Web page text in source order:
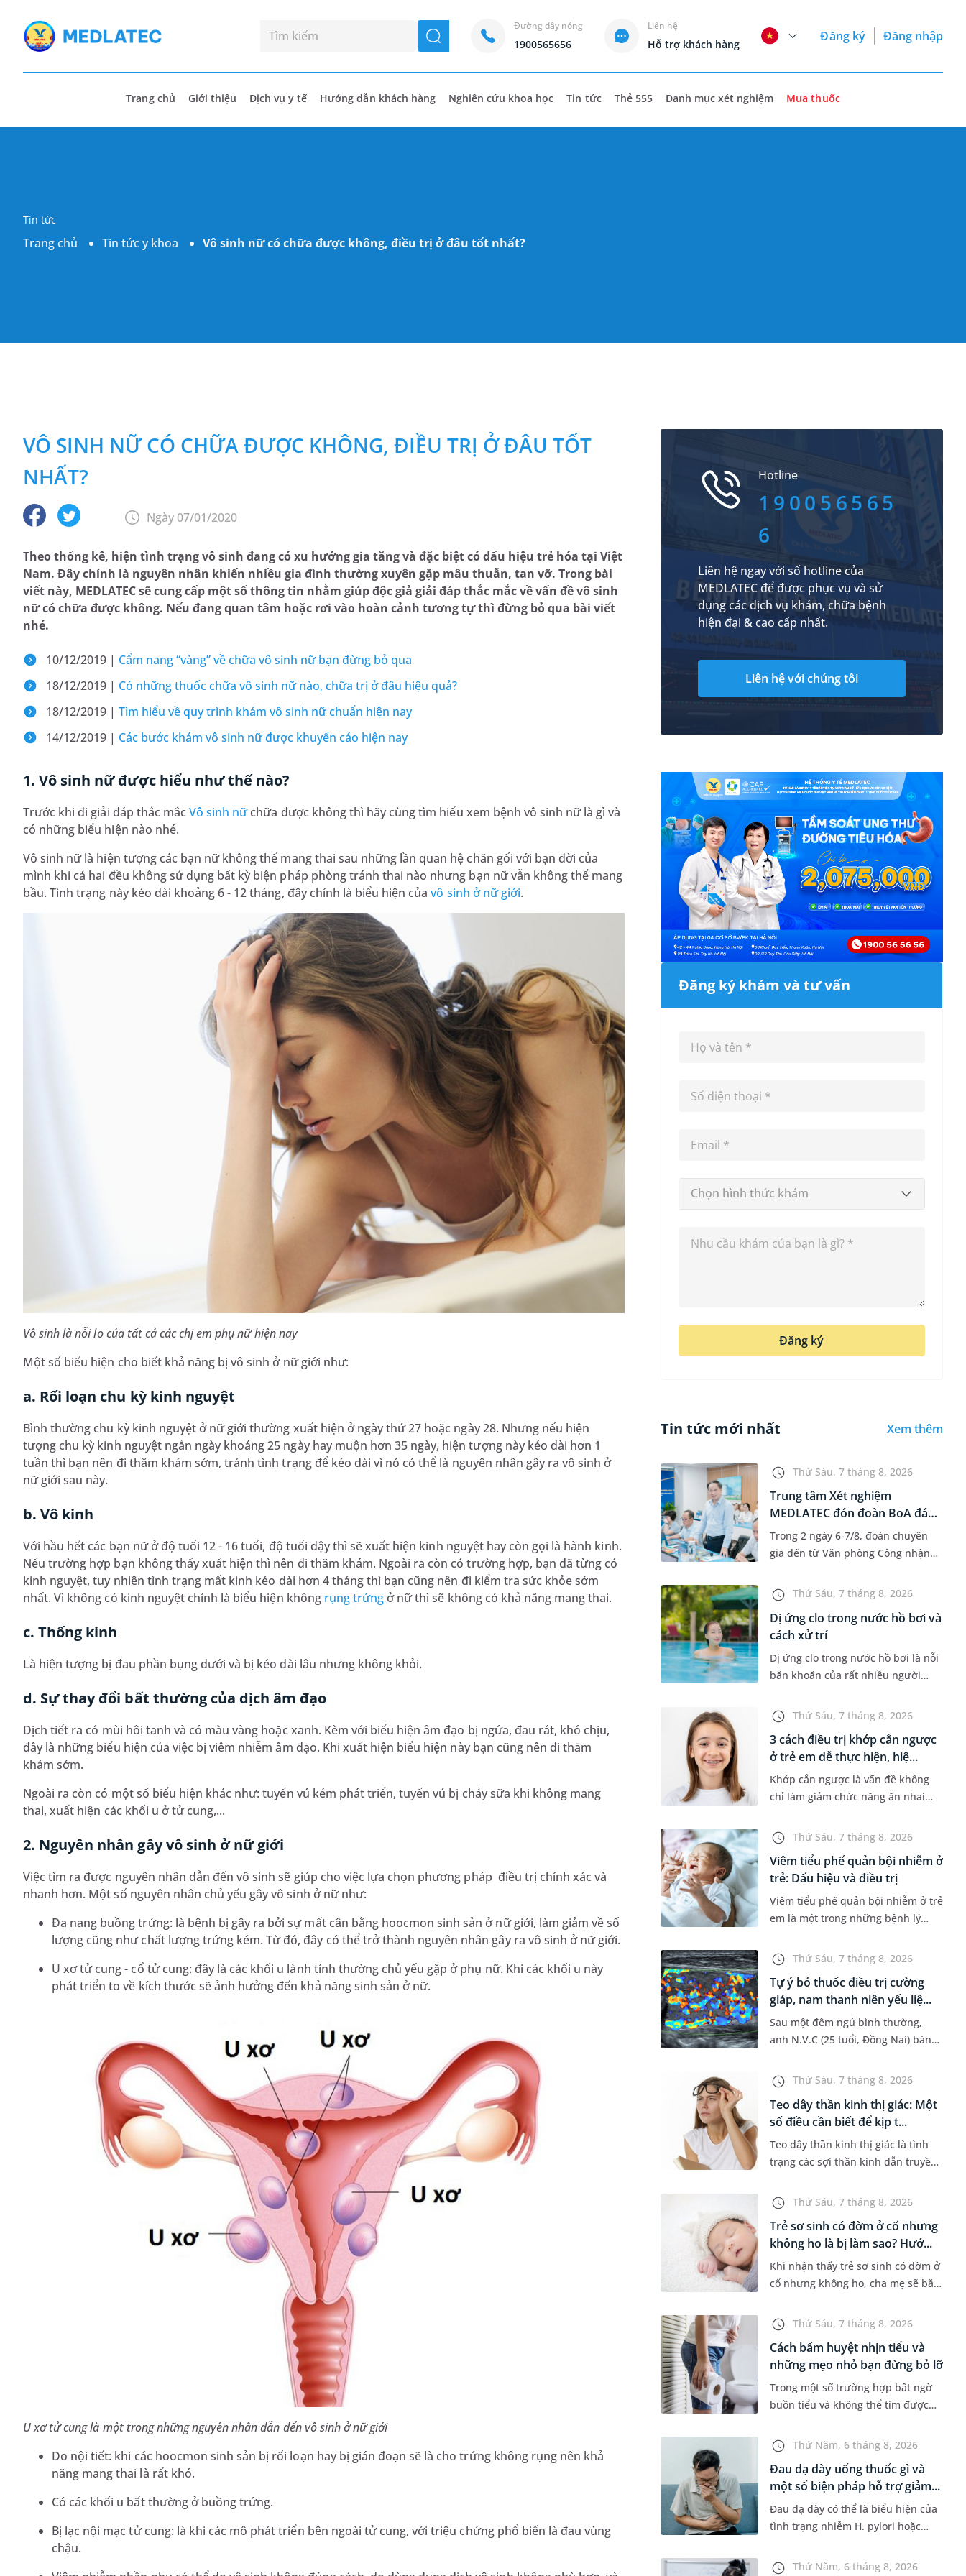
seach
Đường dây nóng
1900565656
Liên hệ
Hỗ trợ khách hàng
Đăng ký Đăng nhập
Trang chủ Giới thiệu Dịch vụ y tế Hướng dẫn khách hàng Nghiên cứu khoa học Tin tức Thẻ 555 Danh mục xét nghiệm Mua thuốc
Tin tức
Trang chủ Tin tức y khoa Vô sinh nữ có chữa được không, điều trị ở đâu tốt nhất?
VÔ SINH NỮ CÓ CHỮA ĐƯỢC KHÔNG, ĐIỀU TRỊ Ở ĐÂU TỐT
NHẤT?
Ngày 07/01/2020
Theo thống kê, hiện tình trạng vô sinh đang có xu hướng gia tăng và đặc biệt có dấu hiệu trẻ hóa tại Việt
Nam. Đây chính là nguyên nhân khiến nhiều gia đình thường xuyên gặp mâu thuẫn, tan vỡ. Trong bài
viết này, MEDLATEC sẽ cung cấp một số thông tin nhằm giúp độc giả giải đáp thắc mắc về vấn đề vô sinh
nữ có chữa được không. Nếu đang quan tâm hoặc rơi vào hoàn cảnh tương tự thì đừng bỏ qua bài viết
nhé.
10/12/2019 | Cẩm nang “vàng” về chữa vô sinh nữ bạn đừng bỏ qua
18/12/2019 | Có những thuốc chữa vô sinh nữ nào, chữa trị ở đâu hiệu quả?
18/12/2019 | Tìm hiểu về quy trình khám vô sinh nữ chuẩn hiện nay
14/12/2019 | Các bước khám vô sinh nữ được khuyến cáo hiện nay
1. Vô sinh nữ được hiểu như thế nào?
Trước khi đi giải đáp thắc mắc Vô sinh nữchữa được không thì hãy cùng tìm hiểu xem bệnh vô sinh nữ là gì và
có những biểu hiện nào nhé.
Vô sinh nữ là hiện tượng các bạn nữ không thể mang thai sau những lần quan hệ chăn gối với bạn đời của
mình khi cả hai đều không sử dụng bất kỳ biện pháp phòng tránh thai nào nhưng bạn nữ vẫn không thể mang
bầu. Tình trạng này kéo dài khoảng 6 - 12 tháng, đây chính là biểu hiện củavô sinh ở nữ giới.
Vô sinh là nỗi lo của tất cả các chị em phụ nữ hiện nay
Một số biểu hiện cho biết khả năng bị vô sinh ở nữ giới như:
a. Rối loạn chu kỳ kinh nguyệt
Bình thường chu kỳ kinh nguyệt ở nữ giới thường xuất hiện ở ngày thứ 27 hoặc ngày 28. Nhưng nếu hiện
tượng chu kỳ kinh nguyệt ngắn ngày khoảng 25 ngày hay muộn hơn 35 ngày, hiện tượng này kéo dài hơn 1
tuần thì bạn nên đi thăm khám sớm, tránh tình trạng để kéo dài vì nó có thể là nguyên nhân gây ra vô sinh ở
nữ giới sau này.
b. Vô kinh
Với hầu hết các bạn nữ ở độ tuổi 12 - 16 tuổi, độ tuổi dậy thì sẽ xuất hiện kinh nguyệt hay còn gọi là hành kinh.
Nếu trường hợp bạn không thấy xuất hiện thì nên đi thăm khám. Ngoài ra còn có trường hợp, bạn đã từng có
kinh nguyệt, tuy nhiên tình trạng mất kinh kéo dài hơn 4 tháng thì bạn cũng nên đi kiểm tra sức khỏe sớm
nhất. Vì không có kinh nguyệt chính là biểu hiện không rụng trứng ở nữ thì sẽ không có khả năng mang thai.
c. Thống kinh
Là hiện tượng bị đau phần bụng dưới và bị kéo dài lâu nhưng không khỏi.
d. Sự thay đổi bất thường của dịch âm đạo
Dịch tiết ra có mùi hôi tanh và có màu vàng hoặc xanh. Kèm với biểu hiện âm đạo bị ngứa, đau rát, khó chịu,
đây là những biểu hiện của việc bị viêm nhiễm âm đạo. Khi xuất hiện biểu hiện này bạn cũng nên đi thăm
khám sớm.
Ngoài ra còn có một số biểu hiện khác như: tuyến vú kém phát triển, tuyến vú bị chảy sữa khi không mang
thai, xuất hiện các khối u ở tử cung,...
2. Nguyên nhân gây vô sinh ở nữ giới
Việc tìm ra được nguyên nhân dẫn đến vô sinh sẽ giúp cho việc lựa chọn phương pháp điều trị chính xác và
nhanh hơn. Một số nguyên nhân chủ yếu gây vô sinh ở nữ như:
Đa nang buồng trứng: là bệnh bị gây ra bởi sự mất cân bằng hoocmon sinh sản ở nữ giới, làm giảm về số
lượng cũng như chất lượng trứng kém. Từ đó, đây có thể trở thành nguyên nhân gây ra vô sinh ở nữ giới.
U xơ tử cung - cổ tử cung: đây là các khối u lành tính thường chủ yếu gặp ở phụ nữ. Khi các khối u này
phát triển to về kích thước sẽ ảnh hưởng đến khả năng sinh sản ở nữ.
U xơ tử cung là một trong những nguyên nhân dẫn đến vô sinh ở nữ giới
Do nội tiết: khi các hoocmon sinh sản bị rối loạn hay bị gián đoạn sẽ là cho trứng không rụng nên khả
năng mang thai là rất khó.
Có các khối u bất thường ở buồng trứng.
Bị lạc nội mạc tử cung: là khi các mô phát triển bên ngoài tử cung, với triệu chứng phổ biến là đau vùng
chậu.
Hotline
190056565
6
Liên hệ ngay với số hotline của
MEDLATEC để được phục vụ và sử
dụng các dịch vụ khám, chữa bệnh
hiện đại & cao cấp nhất.
Liên hệ với chúng tôi
Đăng ký khám và tư vấn
Chọn hình thức khám
Đăng ký
Tin tức mới nhất Xem thêm
Thứ Sáu, 7 tháng 8, 2026
Trung tâm Xét nghiệm
MEDLATEC đón đoàn BoA đánh
giá giám...
Trong 2 ngày 6-7/8, đoàn chuyên
gia đến từ Văn phòng Công nhận
nhận và đánh giá cao nỗ lực duy trì
hệ thống quản lý chất lượ...
Thứ Sáu, 7 tháng 8, 2026
Dị ứng clo trong nước hồ bơi và
cách xử trí
Dị ứng clo trong nước hồ bơi là nỗi
băn khoăn của rất nhiều người
trường hợp thường xuyên bơi ở
những hồ bơi nhân tạo. Bài v...
Thứ Sáu, 7 tháng 8, 2026
3 cách điều trị khớp cắn ngược
ở trẻ em dễ thực hiện, hiệ...
Khớp cắn ngược là vấn đề không
chỉ làm giảm chức năng ăn nhai
đối của khuôn mặt. Do đó, cần khắc
phục sớm tình trạng này để...
Thứ Sáu, 7 tháng 8, 2026
Viêm tiểu phế quản bội nhiễm ở
trẻ: Dấu hiệu và điều trị
Viêm tiểu phế quản bội nhiễm ở trẻ
em là một trong những bệnh lý
bùng phát vào thời điểm giao mùa.
Khi những tổn thương ban đầ...
Thứ Sáu, 7 tháng 8, 2026
Tự ý bỏ thuốc điều trị cường
giáp, nam thanh niên yếu liệ...
Sau một đêm ngủ bình thường,
anh N.V.C (25 tuổi, Đồng Nai) bàng
không thể vận động đi lại được. Kết
quả thăm khám tại Phòng...
Thứ Sáu, 7 tháng 8, 2026
Teo dây thần kinh thị giác: Một
số điều cần biết để kịp t...
Teo dây thần kinh thị giác là tình
trạng các sợi thần kinh dẫn truyền
thương và dần mất đi chức năng
hoạt động. Nếu điều trị m...
Thứ Sáu, 7 tháng 8, 2026
Trẻ sơ sinh có đờm ở cổ nhưng
không ho là bị làm sao? Hướ...
Khi nhận thấy trẻ sơ sinh có đờm ở
cổ nhưng không ho, cha mẹ sẽ băn
đường hô hấp hay không. Những
chia sẻ dưới đây sẽ giúp ch...
Thứ Sáu, 7 tháng 8, 2026
Cách bấm huyệt nhịn tiểu và
những mẹo nhỏ bạn đừng bỏ lỡ
Trong một số trường hợp bất ngờ
buồn tiểu và không thể tìm được
dụng phương pháp bấm huyệt
nhịn tiểu. Vậy cách bấm huyệt
nhịn...
Thứ Năm, 6 tháng 8, 2026
Đau dạ dày uống thuốc gì và
một số biện pháp hỗ trợ giảm...
Đau dạ dày có thể là biểu hiện của
tình trạng nhiễm H. pylori hoặc
Dựa theo nguyên nhân cụ thể, bác
Thứ Năm, 6 tháng 8, 2026